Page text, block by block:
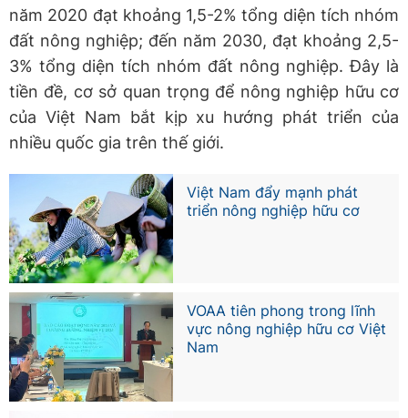
năm 2020 đạt khoảng 1,5-2% tổng diện tích nhóm
đất nông nghiệp; đến năm 2030, đạt khoảng 2,5-
3% tổng diện tích nhóm đất nông nghiệp. Đây là
tiền đề, cơ sở quan trọng để nông nghiệp hữu cơ
của Việt Nam bắt kịp xu hướng phát triển của
nhiều quốc gia trên thế giới.
Việt Nam đẩy mạnh phát
triển nông nghiệp hữu cơ
VOAA tiên phong trong lĩnh
vực nông nghiệp hữu cơ Việt
Nam